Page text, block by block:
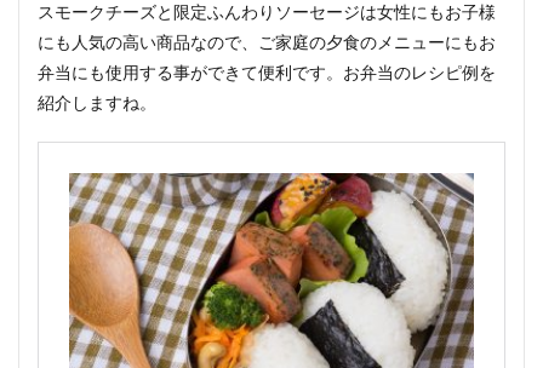
スモークチーズと限定ふんわりソーセージは女性にもお子様
にも人気の高い商品なので、ご家庭の夕食のメニューにもお
弁当にも使用する事ができて便利です。お弁当のレシピ例を
紹介しますね。